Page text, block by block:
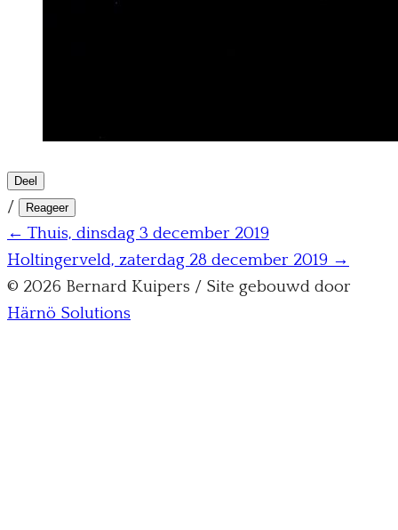
Deel
/ Reageer
← Thuis, dinsdag 3 december 2019
Holtingerveld, zaterdag 28 december 2019 →
© 2026 Bernard Kuipers / Site gebouwd door
Härnö Solutions